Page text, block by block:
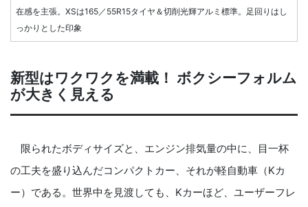
在感を主張。XSは165／55R15タイヤ＆切削光輝アルミ標準。足回りはし
っかりとした印象
新型はワクワクを満載！ ボクシーフォルム
が大きく見える
限られたボディサイズと、エンジン排気量の中に、目一杯
の工夫を盛り込んだコンパクトカー、それが軽自動車（Kカ
ー）である。世界中を見渡しても、Kカーほど、ユーザーフレ